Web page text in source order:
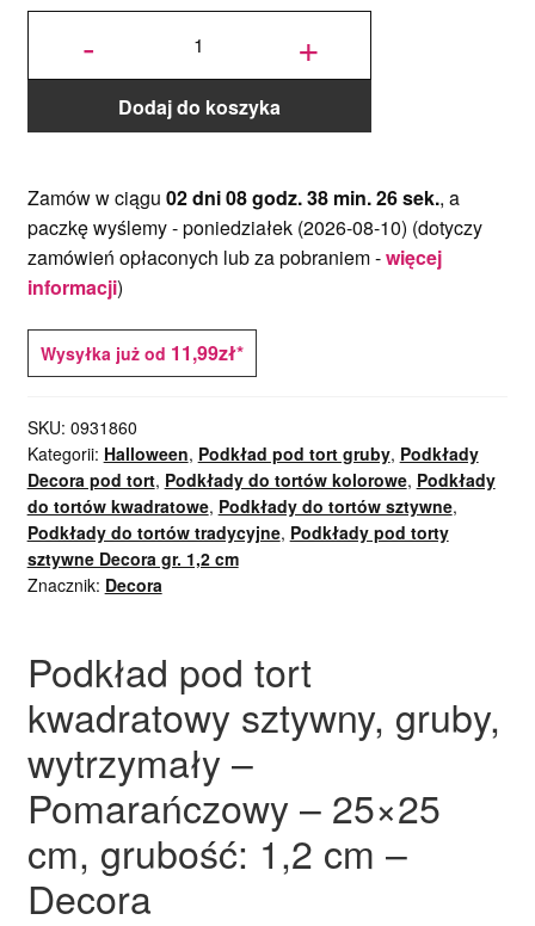
-
ilość Podkład
Pomarańczowy
25x25 cm, h
1,2 cm Decora +
Dodaj do koszyka
Zamów w ciągu 02 dni 08 godz. 38 min. 26 sek., a
paczkę wyślemy -poniedziałek (2026-08-10) (dotyczy
zamówień opłaconych lub za pobraniem -więcej
informacji)
Wysyłka już od 11,99zł*
SKU: 0931860
Kategorii: Halloween, Podkład pod tort gruby, Podkłady
Decora pod tort, Podkłady do tortów kolorowe, Podkłady
do tortów kwadratowe, Podkłady do tortów sztywne,
Podkłady do tortów tradycyjne, Podkłady pod torty
sztywne Decora gr. 1,2 cm
Znacznik: Decora
Podkład pod tort
kwadratowy sztywny, gruby,
wytrzymały –
Pomarańczowy – 25×25
cm, grubość: 1,2 cm –
Decora